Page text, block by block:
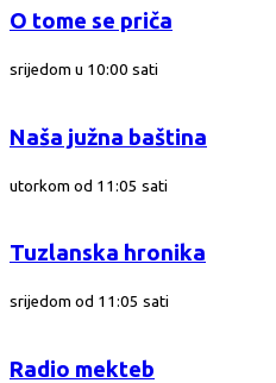
O tome se priča
srijedom u 10:00 sati
Naša južna baština
utorkom od 11:05 sati
Tuzlanska hronika
srijedom od 11:05 sati
Radio mekteb